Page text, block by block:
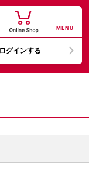
MENU
ログインする